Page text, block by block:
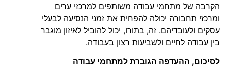
הקרבה של מתחמי עבודה משותפים למרכזי ערים
ומרכזי תחבורה יכולה להפחית את זמני הנסיעה לבעלי
עסקים ולעובדיהם. זה, בתורו, יכול להוביל לאיזון מוגבר
בין עבודה לחיים ולשביעות רצון בעבודה.
לסיכום, ההעדפה הגוברת למתחמי עבודה